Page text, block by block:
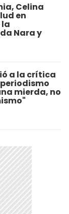
Celina
en
la
Nara y
a la crítica
mierda, no